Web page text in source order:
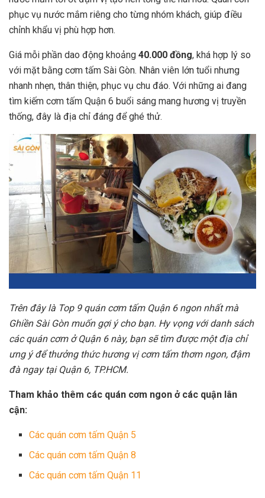
phục vụ nước mắm riêng cho từng nhóm khách, giúp điều
chỉnh khẩu vị phù hợp hơn.
Giá mỗi phần dao động khoảng 40.000 đồng, khá hợp lý so
với mặt bằng cơm tấm Sài Gòn. Nhân viên lớn tuổi nhưng
nhanh nhẹn, thân thiện, phục vụ chu đáo. Với những ai đang
tìm kiếm cơm tấm Quận 6 buổi sáng mang hương vị truyền
thống, đây là địa chỉ đáng để ghé thử.
Trên đây là Top 9 quán cơm tấm Quận 6 ngon nhất mà
Ghiền Sài Gòn muốn gợi ý cho bạn. Hy vọng với danh sách
các quán cơm ở Quận 6 này, bạn sẽ tìm được một địa chỉ
ưng ý để thưởng thức hương vị cơm tấm thơm ngon, đậm
đà ngay tại Quận 6, TP.HCM.
Tham khảo thêm các quán cơm ngon ở các quận lân
cận:
Các quán cơm tấm Quận 5
Các quán cơm tấm Quận 8
Các quán cơm tấm Quận 11